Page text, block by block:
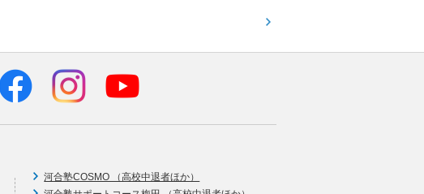
河合塾COSMO （高校中退者ほか）